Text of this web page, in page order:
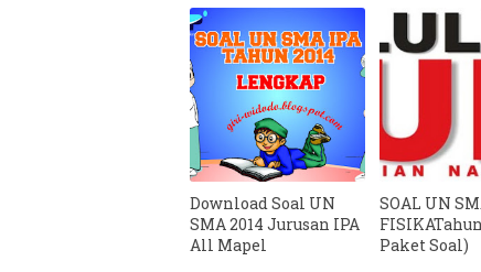
Download Soal UN
SMA 2014 Jurusan IPA
All Mapel
SOAL UN
Paket Soal)